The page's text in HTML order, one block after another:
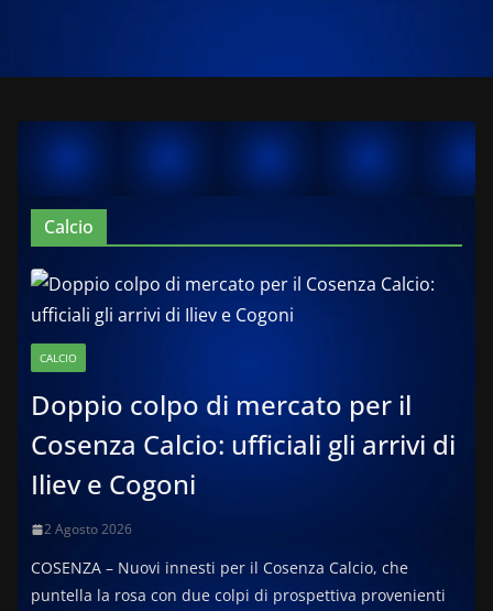
Calcio
CALCIO
Doppio colpo di mercato per il
Cosenza Calcio: ufficiali gli arrivi di
Iliev e Cogoni
2 Agosto 2026
COSENZA – Nuovi innesti per il Cosenza Calcio, che
puntella la rosa con due colpi di prospettiva provenienti